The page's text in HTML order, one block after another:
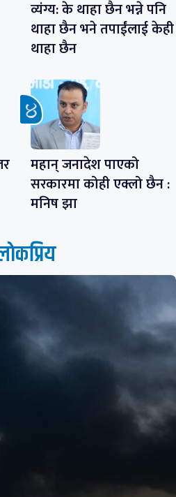
व्यंग्य: के थाहा छैन भन्ने पनि
थाहा छैन भने तपाईंलाई केही
थाहा छैन
महान् जनादेश पाएको
सरकारमा कोही एक्लो छैन :
मनिष झा